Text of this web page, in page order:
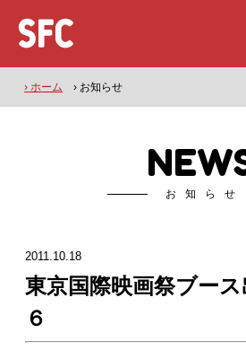
› ホーム › お知らせ
お知らせ
2011.10.18
東京国際映画祭ブース
６